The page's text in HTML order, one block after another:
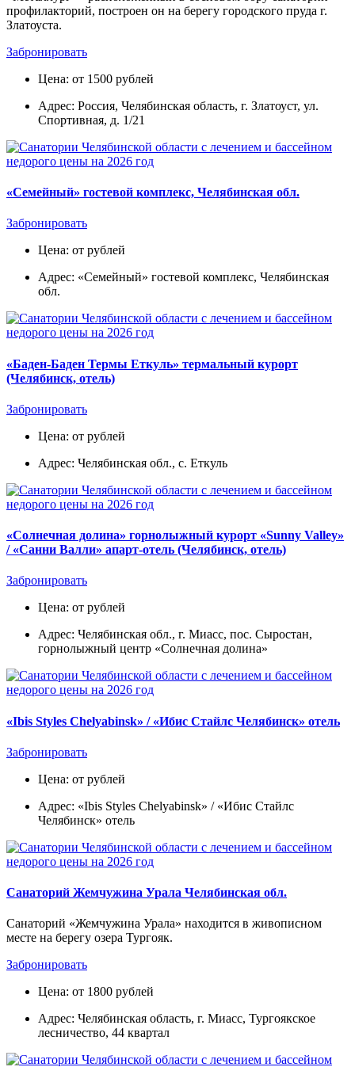
профилакторий, построен он на берегу городского пруда г.
Златоуста.
Забронировать
Цена: от 1500 рублей
Адрес: Россия, Челябинская область, г. Златоуст, ул.
Спортивная, д. 1/21
«Семейный» гостевой комплекс, Челябинская обл.
Забронировать
Цена: от рублей
Адрес: «Семейный» гостевой комплекс, Челябинская
обл.
«Баден-Баден Термы Еткуль» термальный курорт
(Челябинск, отель)
Забронировать
Цена: от рублей
Адрес: Челябинская обл., с. Еткуль
«Солнечная долина» горнолыжный курорт «Sunny Valley»
/ «Санни Валли» апарт-отель (Челябинск, отель)
Забронировать
Цена: от рублей
Адрес: Челябинская обл., г. Миасс, пос. Сыростан,
горнолыжный центр «Солнечная долина»
«Ibis Styles Chelyabinsk» / «Ибис Стайлс Челябинск» отель
Забронировать
Цена: от рублей
Адрес: «Ibis Styles Chelyabinsk» / «Ибис Стайлс
Челябинск» отель
Санаторий Жемчужина Урала Челябинская обл.
Санаторий «Жемчужина Урала» находится в живописном
месте на берегу озера Тургояк.
Забронировать
Цена: от 1800 рублей
Адрес: Челябинская область, г. Миасс, Тургоякское
лесничество, 44 квартал